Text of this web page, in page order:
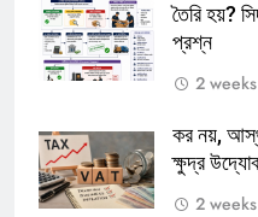
তৈরি হয়?
প্রশ্ন
2
কর নয়,
ক্ষুদ্র
2